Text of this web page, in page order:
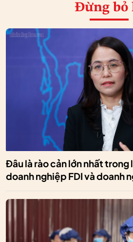
Đừng bỏ
Đâu là rào cản lớn nhất trong
doanh nghiệp FDI và doanh